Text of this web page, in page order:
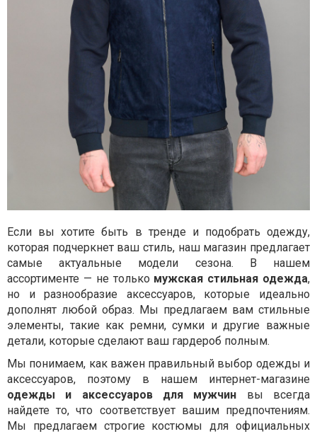
Если вы хотите быть в тренде и подобрать одежду,
которая подчеркнет ваш стиль, наш магазин предлагает
самые актуальные модели сезона. В нашем
ассортименте — не только мужская стильная одежда,
но и разнообразие аксессуаров, которые идеально
дополнят любой образ. Мы предлагаем вам стильные
элементы, такие как ремни, сумки и другие важные
детали, которые сделают ваш гардероб полным.
Мы понимаем, как важен правильный выбор одежды и
аксессуаров, поэтому в нашем интернет-магазине
одежды и аксессуаров для мужчин вы всегда
найдете то, что соответствует вашим предпочтениям.
Мы предлагаем строгие костюмы для официальных